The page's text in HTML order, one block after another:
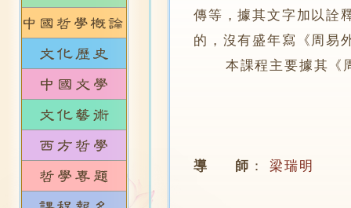
傳等，據其文字加以詮
的，沒有盛年寫《周易
本課程主要據其《周
導 師 ： 梁瑞明